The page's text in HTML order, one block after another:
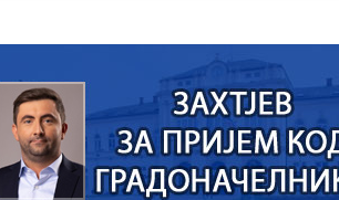
DODATAK ZA DEMOBILISANE BORCE